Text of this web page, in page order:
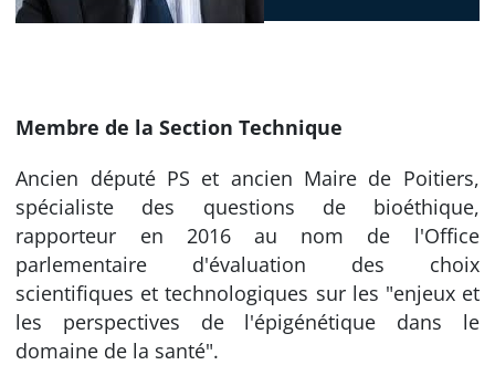
Membre de la Section Technique
Ancien député PS et ancien Maire de Poitiers,
spécialiste des questions de bioéthique,
rapporteur en 2016 au nom de l'Office
parlementaire d'évaluation des choix
scientifiques et technologiques sur les "enjeux et
les perspectives de l'épigénétique dans le
domaine de la santé".